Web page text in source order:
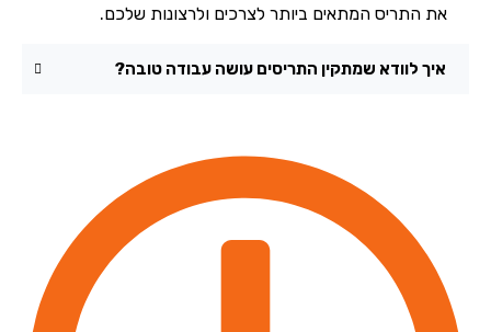
את התריס המתאים ביותר לצרכים ולרצונות שלכם.
איך לוודא שמתקין התריסים עושה עבודה טובה?